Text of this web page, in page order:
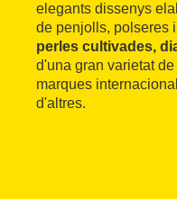
elegants dissenys
de penjolls, polseres
perles cultivades,
d'una gran varietat
marques
d'altres.